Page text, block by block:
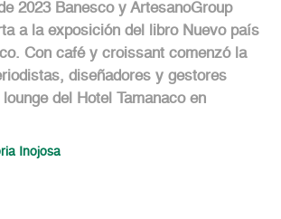
2023 Banesco y ArtesanoGroup
a la exposición del libro Nuevo país
Con café y croissant comenzó la
diseñadores y gestores
del Hotel Tamanaco en
Inojosa